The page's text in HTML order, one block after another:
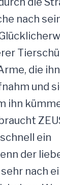
-
R
ü
d
e
,
3
5
c
m
nach
die
und
ihn
ein
der
nach